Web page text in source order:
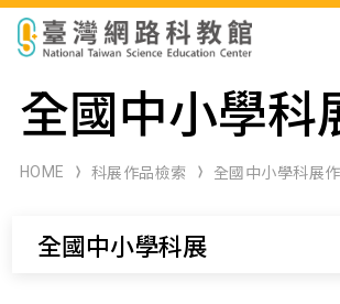
科展作品檢索
科學研習月刊
全國中小學科
HOME 科展作品檢索 全國中小學科展
全國中小學科展